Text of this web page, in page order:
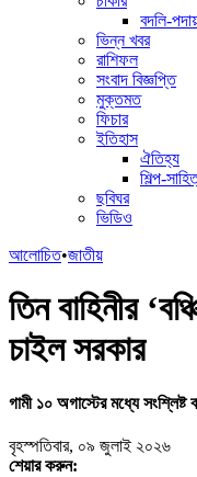
বদলি-
ভিন্ন খবর
রাশিফল
সংবাদ বিজ্ঞপ্তি
মুক্তমত
ফিচার
ইতিহাস
ঐতিহ্য
শিল্প-
ছবিঘর
ভিডিও
আলোচিত•জাতীয়
তিন বাহিনীর
চাইল সরকার
গামী ১০ অগাস্টের মধ্যে
বৃহস্পতিবার, ০৯ জুলাই ২০২৬
শেয়ার করুন: